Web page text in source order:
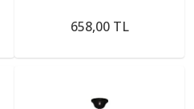
658,00 TL